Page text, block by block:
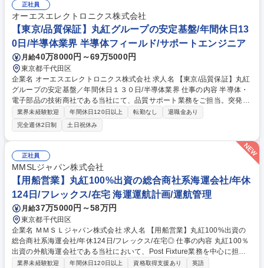
正社員
オーエスエレクトロニクス株式会社
【東京/品質保証】丸紅グループの安定基盤/年間休日13
0日/半導体業界 半導体フィールド/サポートエンジニア
月給40万8000円～69万5000円
東京都千代田区
企業名 オーエスエレクトロニクス株式会社 求人名 【東京/品質保証】丸紅
グループの安定基盤／年間休日１３０日/半導体業界 仕事の内容 半導体・
電子部品の技術商社である当社にて、品質サポート業務をご担当。突発的
な呼び出しや土日対応はほぼなく、営業を通すルールが徹底された環境
で、製品のクオリティ維持と顧客の信頼獲得に貢献します。 【業務詳細】
■半導体の品質サポート■製品不良発生時の対応■不良解析レポートのサポ
ート（顧客への説明、説明資料作成）■顧客と仕入先の間のコミュニケー
ション・調整■工場監査サポート■PCNサポート■環境調査サポート■品質
視点からのプロモーション 【仕事の魅力】総合商社丸紅の完全子会社なら
ではの盤石な基盤のもとワークライフバランスを保ちながら、技術商社の
要となる品質管理体制を支えるやりがいがあります。 募集職種 【東京/品
質保証】丸紅グループの安定基盤／年間休日１３０日/半導体業界
業界未経験歓迎 年間休日120日以上 転勤なし
退職金あり
完全週休2日制
土日祝休み
正社員
MMSLジャパン株式会社
【用船営業】丸紅100%出資の総合商社系海運会社/年休
124日/フレックス/在宅 海運運航計画/運航管理
月給37万5000円～58万円
東京都千代田区
企業名 ＭＭＳＬジャパン株式会社 求人名 【用船営業】丸紅100%出資の
総合商社系海運会社/年休124日/フレックス/在宅◎ 仕事の内容 丸紅100％
出資の外航海運会社である当社において、Post Fixture業務を中心に担当
していただきます。 ■丸紅（株）用船仲介案件における船主（オーナー）
業界未経験歓迎 年間休日120日以上 資格取得支援あり
英語